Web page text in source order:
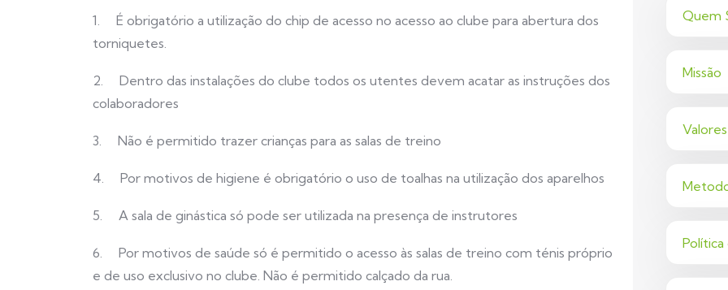
1. É obrigatório a utilização do chip de acesso no acesso ao clube para abertura dos
torniquetes.
2. Dentro das instalações do clube todos os utentes devem acatar as instruções dos
colaboradores
3. Não é permitido trazer crianças para as salas de treino
4. Por motivos de higiene é obrigatório o uso de toalhas na utilização dos aparelhos
5. A sala de ginástica só pode ser utilizada na presença de instrutores
6. Por motivos de saúde só é permitido o acesso às salas de treino com ténis próprio
e de uso exclusivo no clube. Não é permitido calçado da rua.
Quem
Missão
Valores